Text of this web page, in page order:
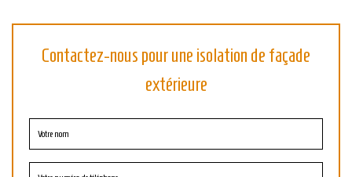
Contactez-nous pour une isolation de façade
extérieure